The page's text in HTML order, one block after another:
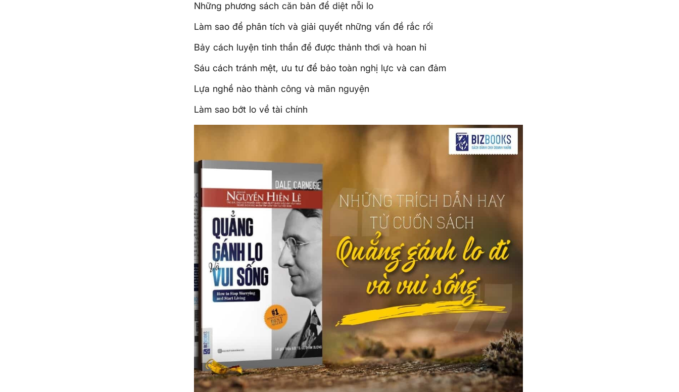
Những phương sách căn bản để diệt nỗi lo
Làm sao để phân tích và giải quyết những vấn đề rắc rối
Bảy cách luyện tinh thần để được thảnh thơi và hoan hỉ
Sáu cách tránh mệt, ưu tư để bảo toàn nghị lực và can đảm
Lựa nghề nào thành công và mãn nguyện
Làm sao bớt lo về tài chính